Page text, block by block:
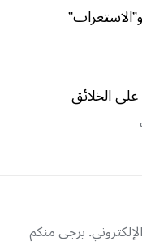
الخلائق
يرجى منكم